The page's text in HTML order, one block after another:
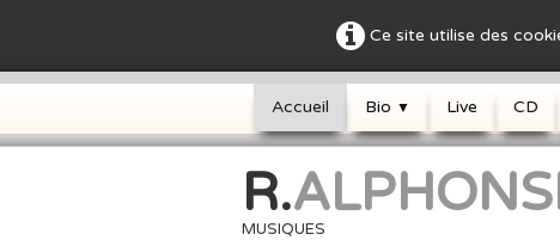
Ce site utilise des
Accueil Bio ▼ Live CD
R.
MUSIQUES